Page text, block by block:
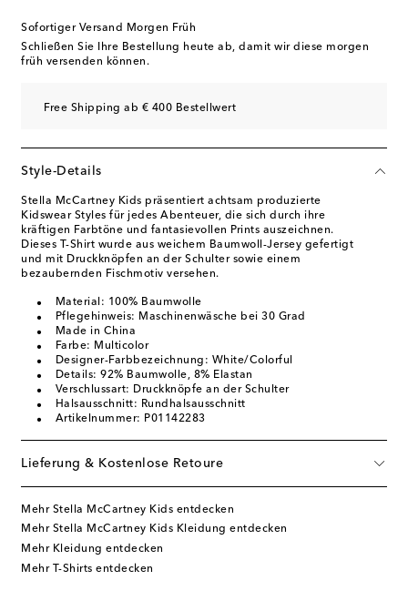
Sofortiger Versand Morgen Früh
Schließen Sie Ihre Bestellung heute ab, damit wir diese morgen
früh versenden können.
Free Shipping ab € 400 Bestellwert
Style-Details
Stella McCartney Kids präsentiert achtsam produzierte
Kidswear Styles für jedes Abenteuer, die sich durch ihre
kräftigen Farbtöne und fantasievollen Prints auszeichnen.
Dieses T-Shirt wurde aus weichem Baumwoll-Jersey gefertigt
und mit Druckknöpfen an der Schulter sowie einem
bezaubernden Fischmotiv versehen.
Material: 100% Baumwolle
Pflegehinweis: Maschinenwäsche bei 30 Grad
Made in China
Farbe: Multicolor
Designer-Farbbezeichnung: White/Colorful
Details: 92% Baumwolle, 8% Elastan
Verschlussart: Druckknöpfe an der Schulter
Halsausschnitt: Rundhalsausschnitt
Artikelnummer: P01142283
Lieferung & Kostenlose Retoure
Mehr Stella McCartney Kids entdecken
Mehr Stella McCartney Kids Kleidung entdecken
Mehr Kleidung entdecken
Mehr T-Shirts entdecken